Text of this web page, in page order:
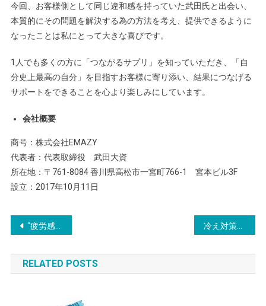
今回、お客様側として同じ違和感を持っていた武田氏と出会い、
本質的にその問題を解決する為の方法を考え、提供できるように
なったことは私にとって大きな喜びです。
1人でも多くの方に「つながるサプリ」を知っていただき、「自
分史上最高の自分」を目指すお客様に寄り添い、結果につなげる
サポートをできることを心より楽しみにしています。
会社概要
商号：株式会社EMAZY
代表者：代表取締役 武田大資
所在地：〒761-8084 香川県高松市一宮町766-1 宮本ビル3F
設立：2017年10月11日
投
稿
ナ
“疲労感”を感じる人の約6割が「朝バテ」！ 睡眠の質が影響も
RELATED POSTS